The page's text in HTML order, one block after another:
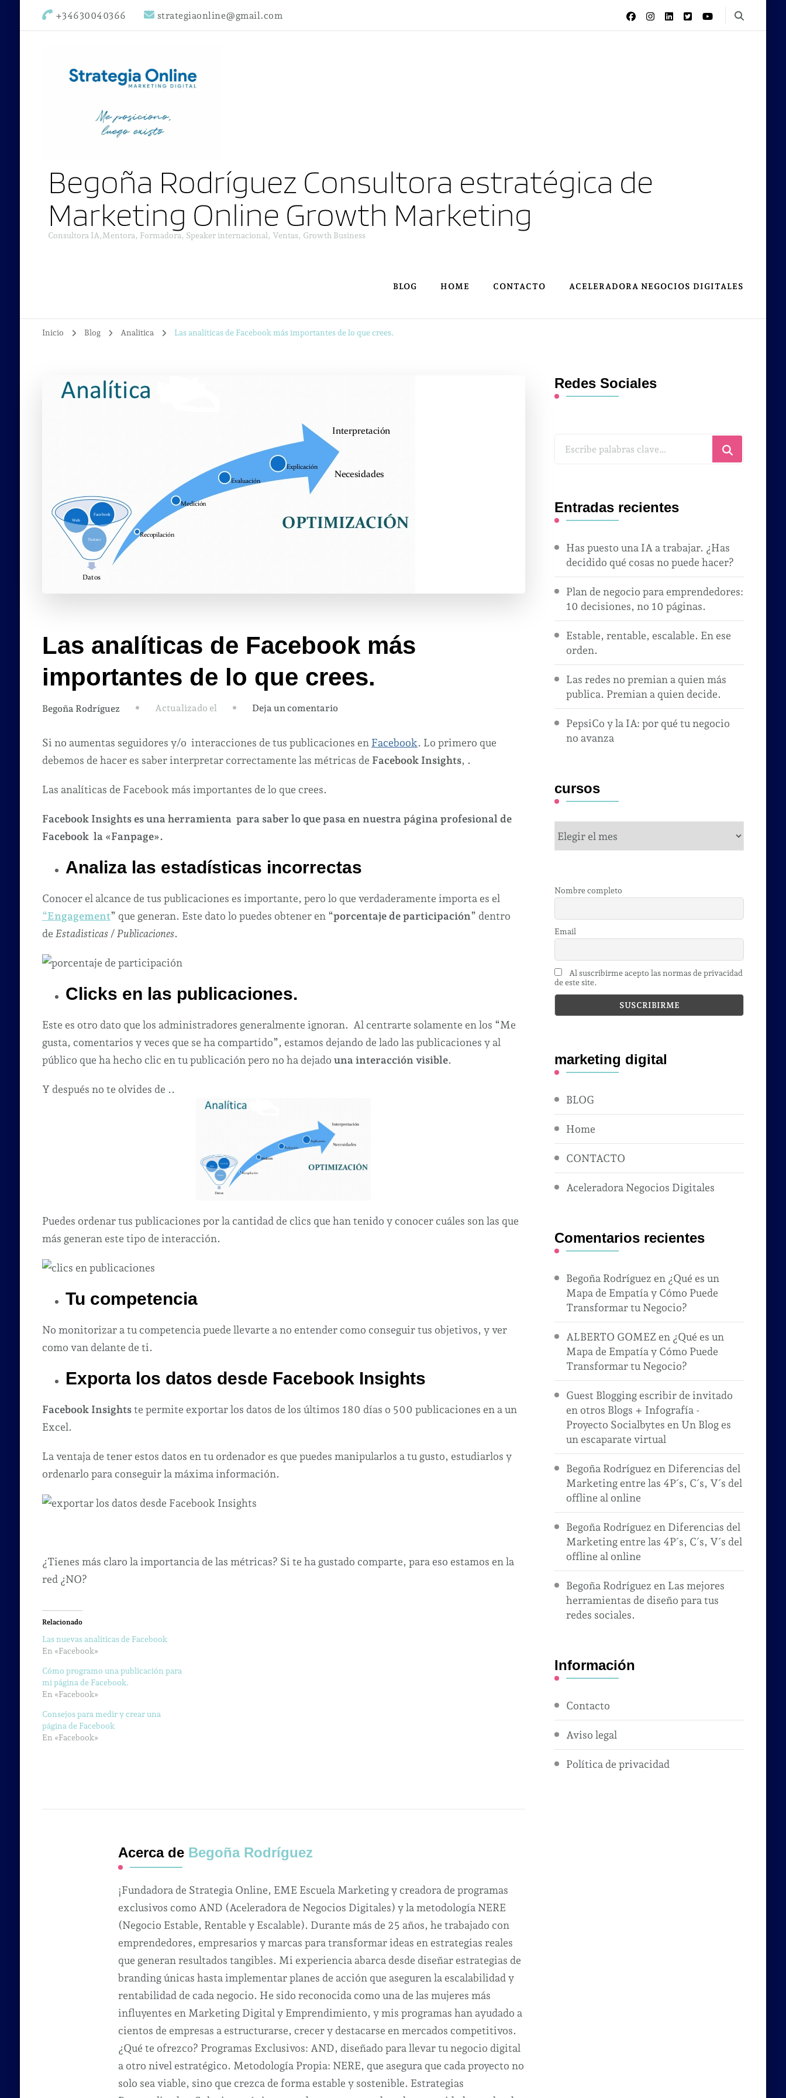
+34630040366 strategiaonline@gmail.com
Begoña Rodríguez Consultora estratégica de
Marketing Online Growth Marketing
Consultora IA,Mentora, Formadora, Speaker internacional, Ventas, Growth Business
BLOG HOME CONTACTO ACELERADORA NEGOCIOS DIGITALES
Inicio Blog Analitica Las analíticas de Facebook más importantes de lo que crees.
Las analíticas de Facebook más
importantes de lo que crees.
Begoña Rodríguez Actualizado el Deja un comentarioen
analíticas
de
de
crees.
Si no aumentas seguidores y/o interacciones de tus publicaciones en Facebook. Lo primero que
debemos de hacer es saber interpretar correctamente las métricas de Facebook Insights, .
Las analíticas de Facebook más importantes de lo que crees.
Facebook Insights es una herramienta para saber lo que pasa en nuestra página profesional de
Facebook la «Fanpage».
Analiza las estadísticas incorrectas
Conocer el alcance de tus publicaciones es importante, pero lo que verdaderamente importa es el
“Engagement” que generan. Este dato lo puedes obtener en “porcentaje de participación” dentro
de Estadisticas/ Publicaciones.
Clicks en las publicaciones.
Este es otro dato que los administradores generalmente ignoran. Al centrarte solamente en los “Me
gusta, comentarios y veces que se ha compartido”, estamos dejando de lado las publicaciones y al
público que ha hecho clic en tu publicación pero no ha dejado una interacción visible.
Y después no te olvides de ..
Puedes ordenar tus publicaciones por la cantidad de clics que han tenido y conocer cuáles son las que
más generan este tipo de interacción.
Tu competencia
No monitorizar a tu competencia puede llevarte a no entender como conseguir tus objetivos, y ver
como van delante de ti.
Exporta los datos desde Facebook Insights
Facebook Insightste permite exportar los datos de los últimos 180 días o 500 publicaciones en a un
Excel.
La ventaja de tener estos datos en tu ordenador es que puedes manipularlos a tu gusto, estudiarlos y
ordenarlo para conseguir la máxima información.
¿Tienes más claro la importancia de las métricas? Si te ha gustado comparte, para eso estamos en la
red ¿NO?
Relacionado
Las nuevas analíticas de Facebook
En «Facebook»
Cómo programo una publicación para
mi página de Facebook.
En «Facebook»
Consejos para medir y crear una
página de Facebook
En «Facebook»
Acerca de Begoña Rodríguez
¡Fundadora de Strategia Online, EME Escuela Marketing y creadora de programas
exclusivos como AND (Aceleradora de Negocios Digitales) y la metodología NERE
(Negocio Estable, Rentable y Escalable). Durante más de 25 años, he trabajado con
emprendedores, empresarios y marcas para transformar ideas en estrategias reales
que generan resultados tangibles. Mi experiencia abarca desde diseñar estrategias de
branding únicas hasta implementar planes de acción que aseguren la escalabilidad y
rentabilidad de cada negocio. He sido reconocida como una de las mujeres más
influyentes en Marketing Digital y Emprendimiento, y mis programas han ayudado a
cientos de empresas a estructurarse, crecer y destacarse en mercados competitivos.
¿Qué te ofrezco? Programas Exclusivos: AND, diseñado para llevar tu negocio digital
a otro nivel estratégico. Metodología Propia: NERE, que asegura que cada proyecto no
solo sea viable, sino que crezca de forma estable y sostenible. Estrategias
Redes Sociales
¿Buscas
Entradas recientes
Has puesto una IA a trabajar. ¿Has
decidido qué cosas no puede hacer?
Plan de negocio para emprendedores:
10 decisiones, no 10 páginas.
Estable, rentable, escalable. En ese
orden.
Las redes no premian a quien más
publica. Premian a quien decide.
PepsiCo y la IA: por qué tu negocio
no avanza
cursos
cursos
Nombre completo
Email
Al suscribirme acepto las normas de privacidad
de este site.
marketing digital
BLOG
Home
CONTACTO
Aceleradora Negocios Digitales
Comentarios recientes
Begoña Rodríguez en ¿Qué es un
Mapa de Empatía y Cómo Puede
Transformar tu Negocio?
ALBERTO GOMEZ en ¿Qué es un
Mapa de Empatía y Cómo Puede
Transformar tu Negocio?
Guest Blogging escribir de invitado
en otros Blogs + Infografía -
Proyecto Socialbytes en Un Blog es
un escaparate virtual
Begoña Rodríguez en Diferencias del
Marketing entre las 4P´s, C´s, V´s del
offline al online
Begoña Rodríguez en Diferencias del
Marketing entre las 4P´s, C´s, V´s del
offline al online
Begoña Rodríguez en Las mejores
herramientas de diseño para tus
redes sociales.
Información
Contacto
Aviso legal
Política de privacidad